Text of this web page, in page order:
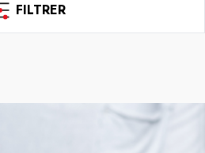
FILTRER